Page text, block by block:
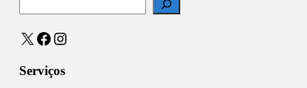
X Facebook
Instagram
Serviços